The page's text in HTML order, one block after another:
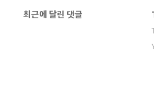
최근에 달린 댓글